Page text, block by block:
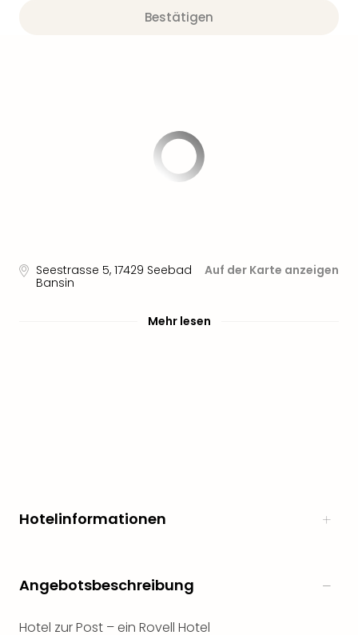
Bestätigen
Seestrasse 5, 17429 Seebad
Bansin
Auf der Karte anzeigen
Mehr lesen
Hotelinformationen
Angebotsbeschreibung
Hotel zur Post – ein Rovell Hotel